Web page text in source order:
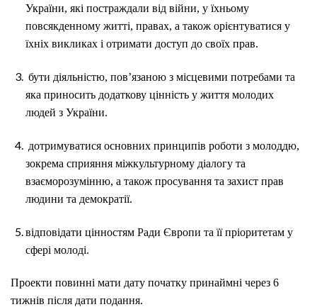
України, які постраждали від війни, у їхньому
повсякденному житті, правах, а також орієнтуватися у
їхніх викликах і отримати доступ до своїх прав.
бути діяльністю, пов’язаною з місцевими потребами та
яка приносить додаткову цінність у життя молодих
людей з України.
дотримуватися основних принципів роботи з молоддю,
зокрема сприяння міжкультурному діалогу та
взаєморозумінню, а також просування та захист прав
людини та демократії.
відповідати цінностям Ради Європи та її пріоритетам у
сфері молоді.
Проекти повинні мати дату початку принаймні через 6
тижнів після дати подання.